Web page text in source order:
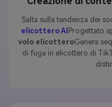
Salta sulla tendenza dei
elicottero AIProgettato
volo elicotteroGenera
di fuga in elicottero di